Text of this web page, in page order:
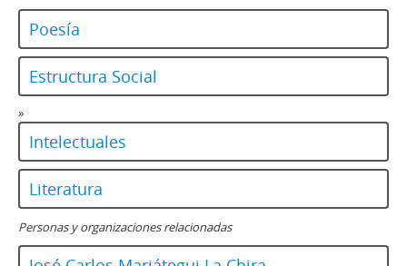
Poesía
Estructura Social
»
Intelectuales
Literatura
Personas y organizaciones relacionadas